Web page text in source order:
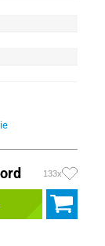
133x